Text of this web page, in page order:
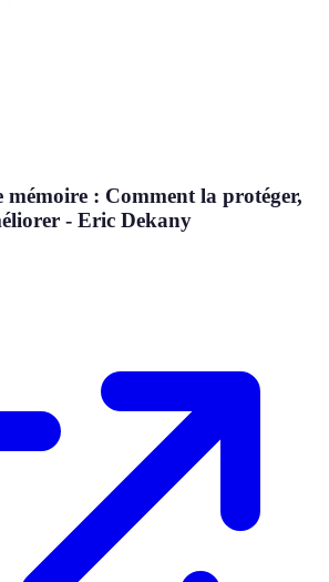
mémoire : Comment la protéger,
- Eric Dekany